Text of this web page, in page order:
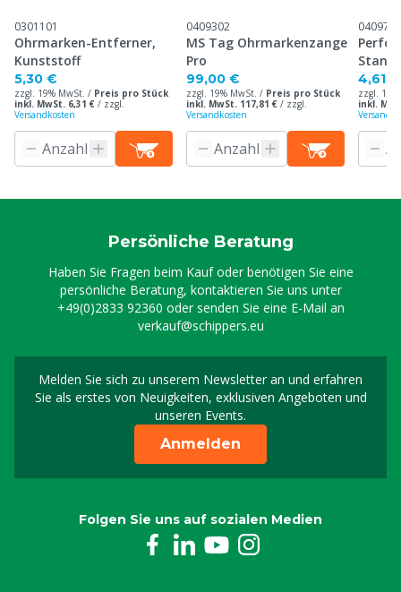
0301101
Ohrmarken-Entferner,
Kunststoff
5,30 €
zzgl. 19% MwSt. / Preis pro Stück
inkl. MwSt. 6,31 € / zzgl.
Versandkosten
0409302
MS Tag Ohrmarkenzange
Pro
99,00 €
zzgl. 19% MwSt. / Preis pro Stück
inkl. MwSt. 117,81 € / zzgl.
Versandkosten
0409716
4,61 €
zzgl.
inkl.
Persönliche Beratung
Haben Sie Fragen beim Kauf oder benötigen Sie eine
persönliche Beratung, kontaktieren Sie uns unter
+49(0)2833 92360 oder senden Sie eine E-Mail an
verkauf@schippers.eu
Melden Sie sich zu unserem Newsletter an und erfahren
Sie als erstes von Neuigkeiten, exklusiven Angeboten und
unseren Events.
Melden Sie sich für
Anmelden
Folgen Sie uns auf sozialen Medien